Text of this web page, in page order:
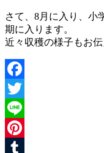
さて、8月に入り、小
期に入ります。
近々収穫の様子もお
Facebook
Twitter
Line
Pinterest